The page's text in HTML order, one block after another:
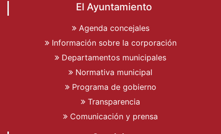
El Ayuntamiento
Agenda concejales
Información sobre la corporación
Departamentos municipales
Normativa municipal
Programa de gobierno
Transparencia
Comunicación y prensa